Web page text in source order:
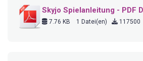
Skyjo Spielanleitung - PDF
7.76 KB 1 Datei(en) 117500